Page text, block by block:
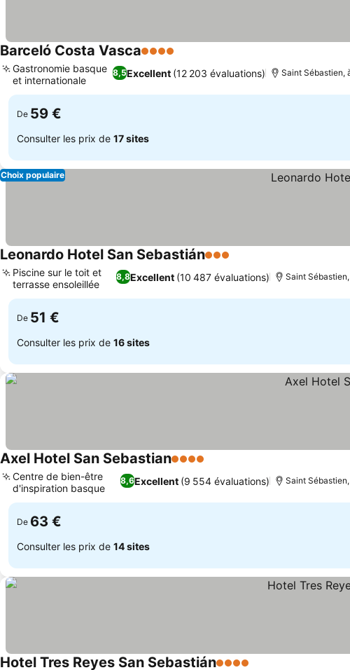
Barceló Costa Vasca4 Étoiles
8,5Excellent (12 203 évaluations)
Gastronomie basque
et internationale
Saint Sébastien,
De 59 €
Consulter les prix de 17 sites
Choix populaire
Leonardo Hotel San Sebastián3 Étoiles
8,8Excellent (10 487 évaluations)
Piscine sur le toit et
terrasse ensoleillée
Saint
De 51 €
Consulter les prix de 16 sites
Axel Hotel San Sebastian4 Étoiles
8,6Excellent (9 554 évaluations)
Centre de bien-être
d'inspiration basque
Saint
De 63 €
Consulter les prix de 14 sites
Hotel Tres Reyes San Sebastián